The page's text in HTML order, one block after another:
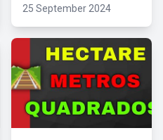
25 September 2024